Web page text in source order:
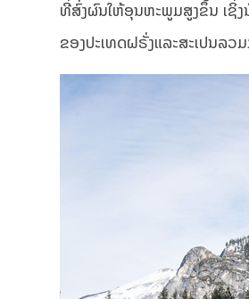
ທີ່ສົ່ງຜົນໃຫ້ອຸນຫະພູມສູງຂຶ້ນ ເຊິ່ງ
ຂອງປະເທດຝຣັ່ງແລະສະເປນລວ